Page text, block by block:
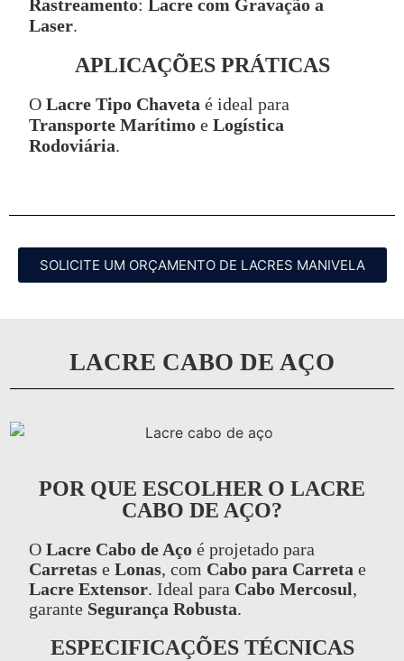
Rastreamento:
Lacre com Gravação a
Laser.
APLICAÇÕES PRÁTICAS
O Lacre Tipo Chaveta é ideal para
Transporte Marítimo e Logística
Rodoviária.
SOLICITE UM ORÇAMENTO DE LACRES MANIVELA
LACRE CABO DE AÇO
POR QUE ESCOLHER O LACRE
CABO DE AÇO?
O Lacre Cabo de Aço é projetado para
Carretas e Lonas, com Cabo para Carreta e
Lacre Extensor. Ideal para Cabo Mercosul,
garante Segurança Robusta.
ESPECIFICAÇÕES TÉCNICAS